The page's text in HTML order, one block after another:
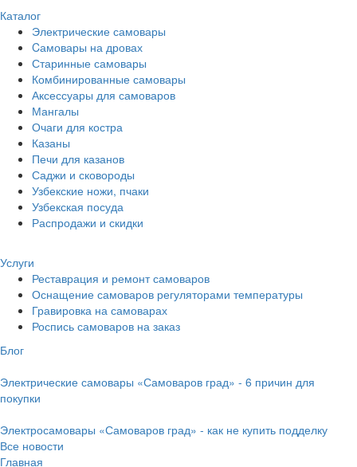
Каталог
Электрические самовары
Cамовары на дровах
Старинные самовары
Комбинированные самовары
Аксессуары для самоваров
Мангалы
Очаги для костра
Казаны
Печи для казанов
Саджи и сковороды
Узбекские ножи, пчаки
Узбекская посуда
Распродажи и скидки
Услуги
Реставрация и ремонт самоваров
Оснащение самоваров регуляторами температуры
Гравировка на самоварах
Роспись самоваров на заказ
Блог
Электрические самовары «Самоваров град» - 6 причин для
покупки
Электросамовары «Самоваров град» - как не купить подделку
Все новости
Главная